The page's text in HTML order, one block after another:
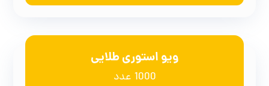
ویو استوری طلایی
1000 عدد